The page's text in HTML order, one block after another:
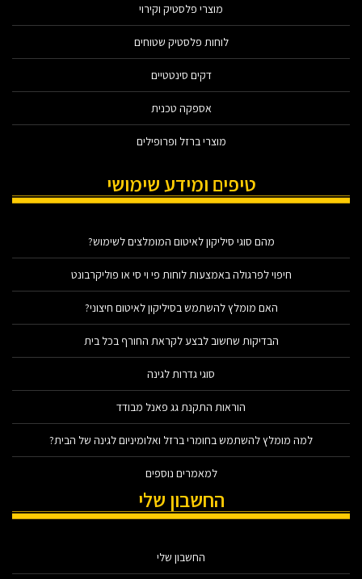
מוצרי פלסטיק וקירוי
לוחות פלסטיק שטוחים
דקים סינטטיים
אספקה טכנית
מוצרי ברזל ופרופילים
טיפים ומידע שימושי
מהם סוגי סיליקון לאיטום המומלצים לשימוש?
חיפוי לפרגולה באמצעות לוחות פי וי סי או פוליקרבונט
האם מומלץ להשתמש בסיליקון לאיטום חיצוני?
הבדיקות שחשוב לבצע לקראת החורף בכל בית
סוגי גדרות לגינה
הוראות התקנת גג פאנל מבודד
למה מומלץ להשתמש בחומרי ברזל ואלומיניום לגינה של הבית?
למאמרים נוספים
החשבון שלי
החשבון שלי